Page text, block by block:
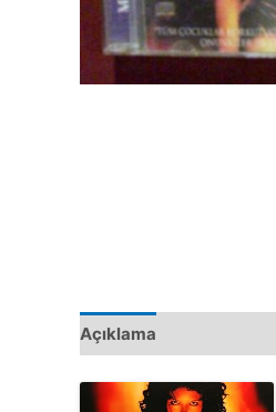
Açıklama